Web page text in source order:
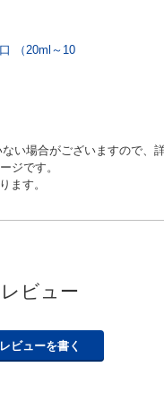
（20ml～10
い場合がございますので、
ジです。
ます。
ビュー
レビューを書く